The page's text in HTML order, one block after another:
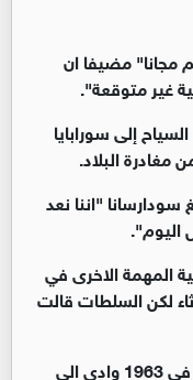
مجانا" مضيفا ان
غير متوقعة".
إلى سورابايا
"اننا نعد
المهمة الاخرى في
لكن السلطات قالت
وكان بركان جبل اغونغ ثار للمرة الاخيرة في 1963 وادى الى